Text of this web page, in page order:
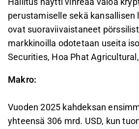
perustamiselle sekä
ovat suoraviivaistaneet
markkinoilla odotetaan useita
Securities, Hoa Phat
Makro:
Vuoden 2025 kahdeksan
yhteensä 306 mrd. USD, kun